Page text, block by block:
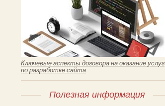
Ключевые аспекты договора на оказание услуг
по разработке сайта
Полезная информация